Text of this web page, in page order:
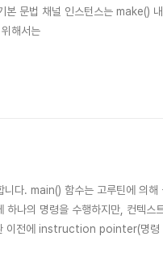
문법 채널 인스턴스는 make()
해서는
다. main() 함수는 고루틴에 의
나의 명령을 수행하지만, 컨텍스
이전에 instruction pointer(명령